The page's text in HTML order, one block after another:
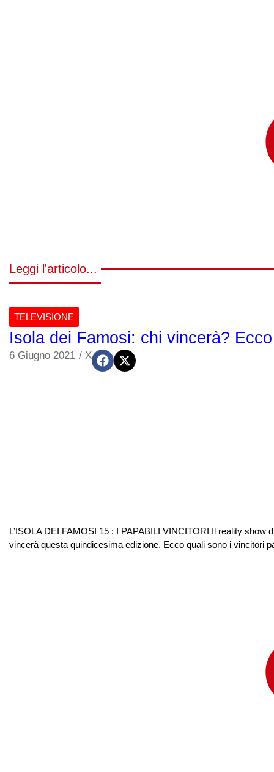
Leggi l'articolo...
TELEVISIONE
Isola dei Famosi: chi vincerà?
6 Giugno 2021 / X
L’ISOLA DEI FAMOSI 15 : I PAPABILI VINCITORI Il reality
vincerà questa quindicesima edizione. Ecco quali sono i vincitori